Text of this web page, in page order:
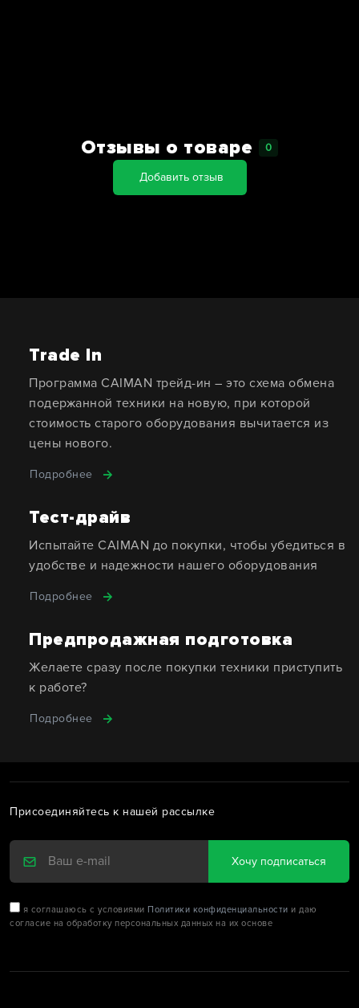
Отзывы о товаре 0
Добавить отзыв
Trade In
Программа CAIMAN трейд-ин – это схема обмена
подержанной техники на новую, при которой
стоимость старого оборудования вычитается из
цены нового.
Подробнее
Тест-драйв
Испытайте CAIMAN до покупки, чтобы убедиться в
удобстве и надежности нашего оборудования
Подробнее
Предпродажная подготовка
Желаете сразу после покупки техники приступить
к работе?
Подробнее
Присоединяйтесь к нашей рассылке
Хочу подписаться
я соглашаюсь с условиями Политики конфиденциальности и даю
согласие на обработку персональных данных на их основе